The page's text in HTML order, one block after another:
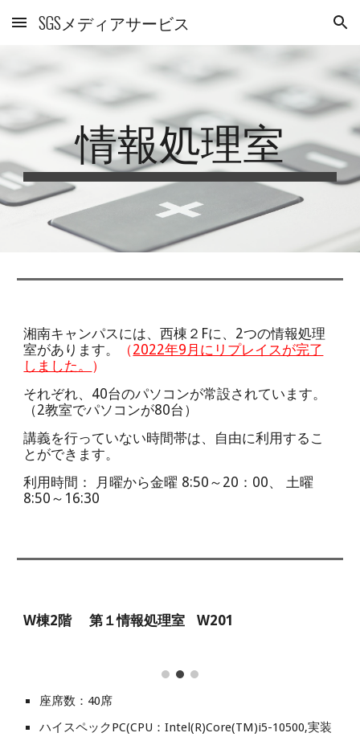
Skip to main content Skip to navigation
SGSメディアサービス
情報処理室
湘南キャンパスには、西棟２Fに、2つの情報処理
室があります。
（2022年9月にリプレイスが完了
しました。 ）
それぞれ、40台のパソコンが常設されています。
（2教室でパソコンが80台）
講義を行っていない時間帯は、自由に利用するこ
とができます。
利用時間： 月曜から金曜 8:50～20：00、 土曜
8:50～ 16:30
W棟2階 第１情報処理室 W201
座席数：40席
ハイスペックPC(CPU：Intel(R)Core(TM)i5-10500,実装